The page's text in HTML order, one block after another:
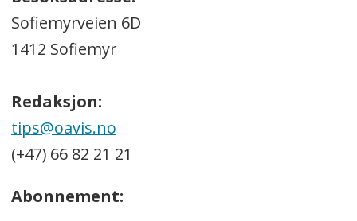
Sofiemyrveien 6D
1412 Sofiemyr
Redaksjon:
tips@oavis.no
(+47) 66 82 21 21
Abonnement: